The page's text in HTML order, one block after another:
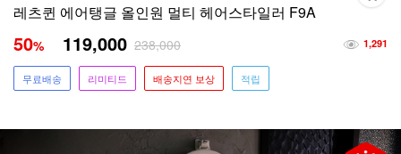
레츠퀸 에어탱글 올인원 멀티 헤어스타일러 F9A
1,291
50% 119,000 238,000
무료배송 리미티드 배송지연 보상 적립